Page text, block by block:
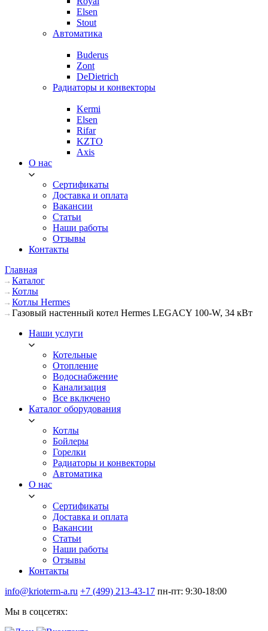
Elsen
Stout
Автоматика
Buderus
Zont
DeDietrich
Радиаторы и конвекторы
Kermi
Elsen
Rifar
KZTO
Axis
О нас
Сертификаты
Доставка и оплата
Вакансии
Статьи
Наши работы
Отзывы
Контакты
Главная
Каталог
Котлы
Котлы Hermes
Газовый настенный котел Hermes LEGACY 100-W, 34 кВт
Наши услуги
Котельные
Отопление
Водоснабжение
Канализация
Все включено
Каталог оборудования
Котлы
Бойлеры
Горелки
Радиаторы и конвекторы
Автоматика
О нас
Сертификаты
Доставка и оплата
Вакансии
Статьи
Наши работы
Отзывы
Контакты
info@krioterm-a.ru +7 (499) 213-43-17 пн-пт: 9:30-18:00
Мы в соцсетях: